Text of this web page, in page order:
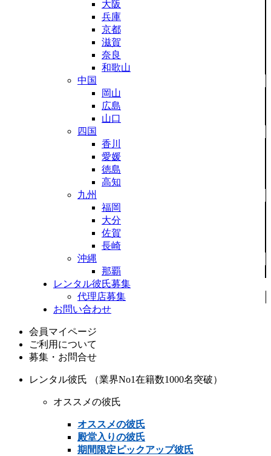
大阪
兵庫
京都
滋賀
奈良
和歌山
中国
岡山
広島
山口
四国
香川
愛媛
徳島
高知
九州
福岡
大分
佐賀
長崎
沖縄
那覇
レンタル彼氏募集
代理店募集
お問い合わせ
会員マイページ
ご利用について
募集・お問合せ
レンタル彼氏 （業界No1在籍数1000名突破）
オススメの彼氏
オススメの彼氏
殿堂入りの彼氏
期間限定ピックアップ彼氏